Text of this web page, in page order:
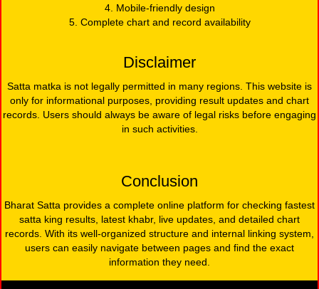
4. Mobile-friendly design
5. Complete chart and record availability
Disclaimer
Satta matka is not legally permitted in many regions. This website is
only for informational purposes, providing result updates and chart
records. Users should always be aware of legal risks before engaging
in such activities.
Conclusion
Bharat Satta provides a complete online platform for checking fastest
satta king results, latest khabr, live updates, and detailed chart
records. With its well-organized structure and internal linking system,
users can easily navigate between pages and find the exact
information they need.